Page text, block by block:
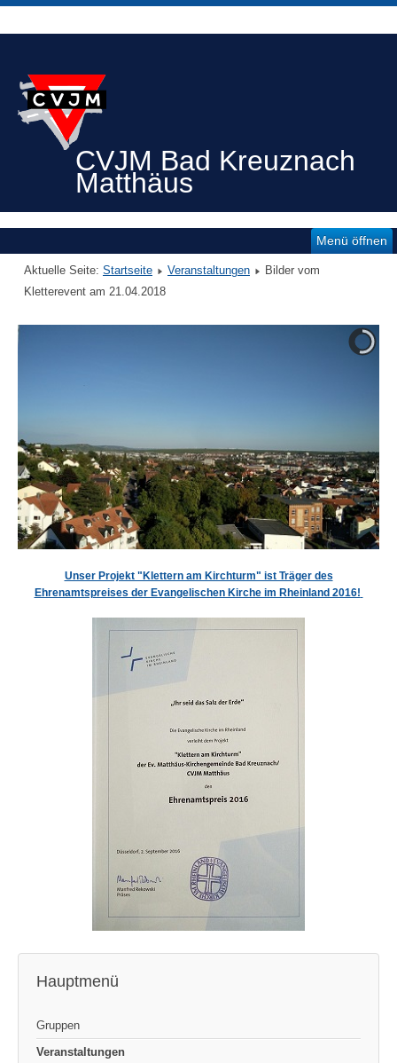
CVJM Bad Kreuznach
Matthäus
Menü öffnen
Aktuelle Seite: Startseite Veranstaltungen
Bilder vom
Kletterevent am 21.04.2018
Unser Projekt "Klettern am Kirchturm" ist Träger des
Ehrenamtspreises der Evangelischen Kirche im Rheinland 2016!
Hauptmenü
Gruppen
Veranstaltungen